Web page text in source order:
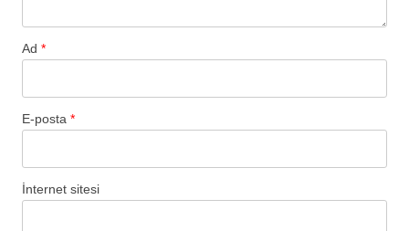
Ad *
E-posta *
İnternet sitesi